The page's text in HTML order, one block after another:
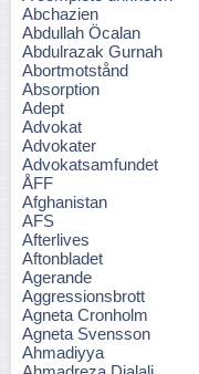
Abchazien
Abdullah Öcalan
Abdulrazak Gurnah
Abortmotstånd
Absorption
Adept
Advokat
Advokater
Advokatsamfundet
ÅFF
Afghanistan
AFS
Afterlives
Aftonbladet
Agerande
Aggressionsbrott
Agneta Cronholm
Agneta Svensson
Ahmadiyya